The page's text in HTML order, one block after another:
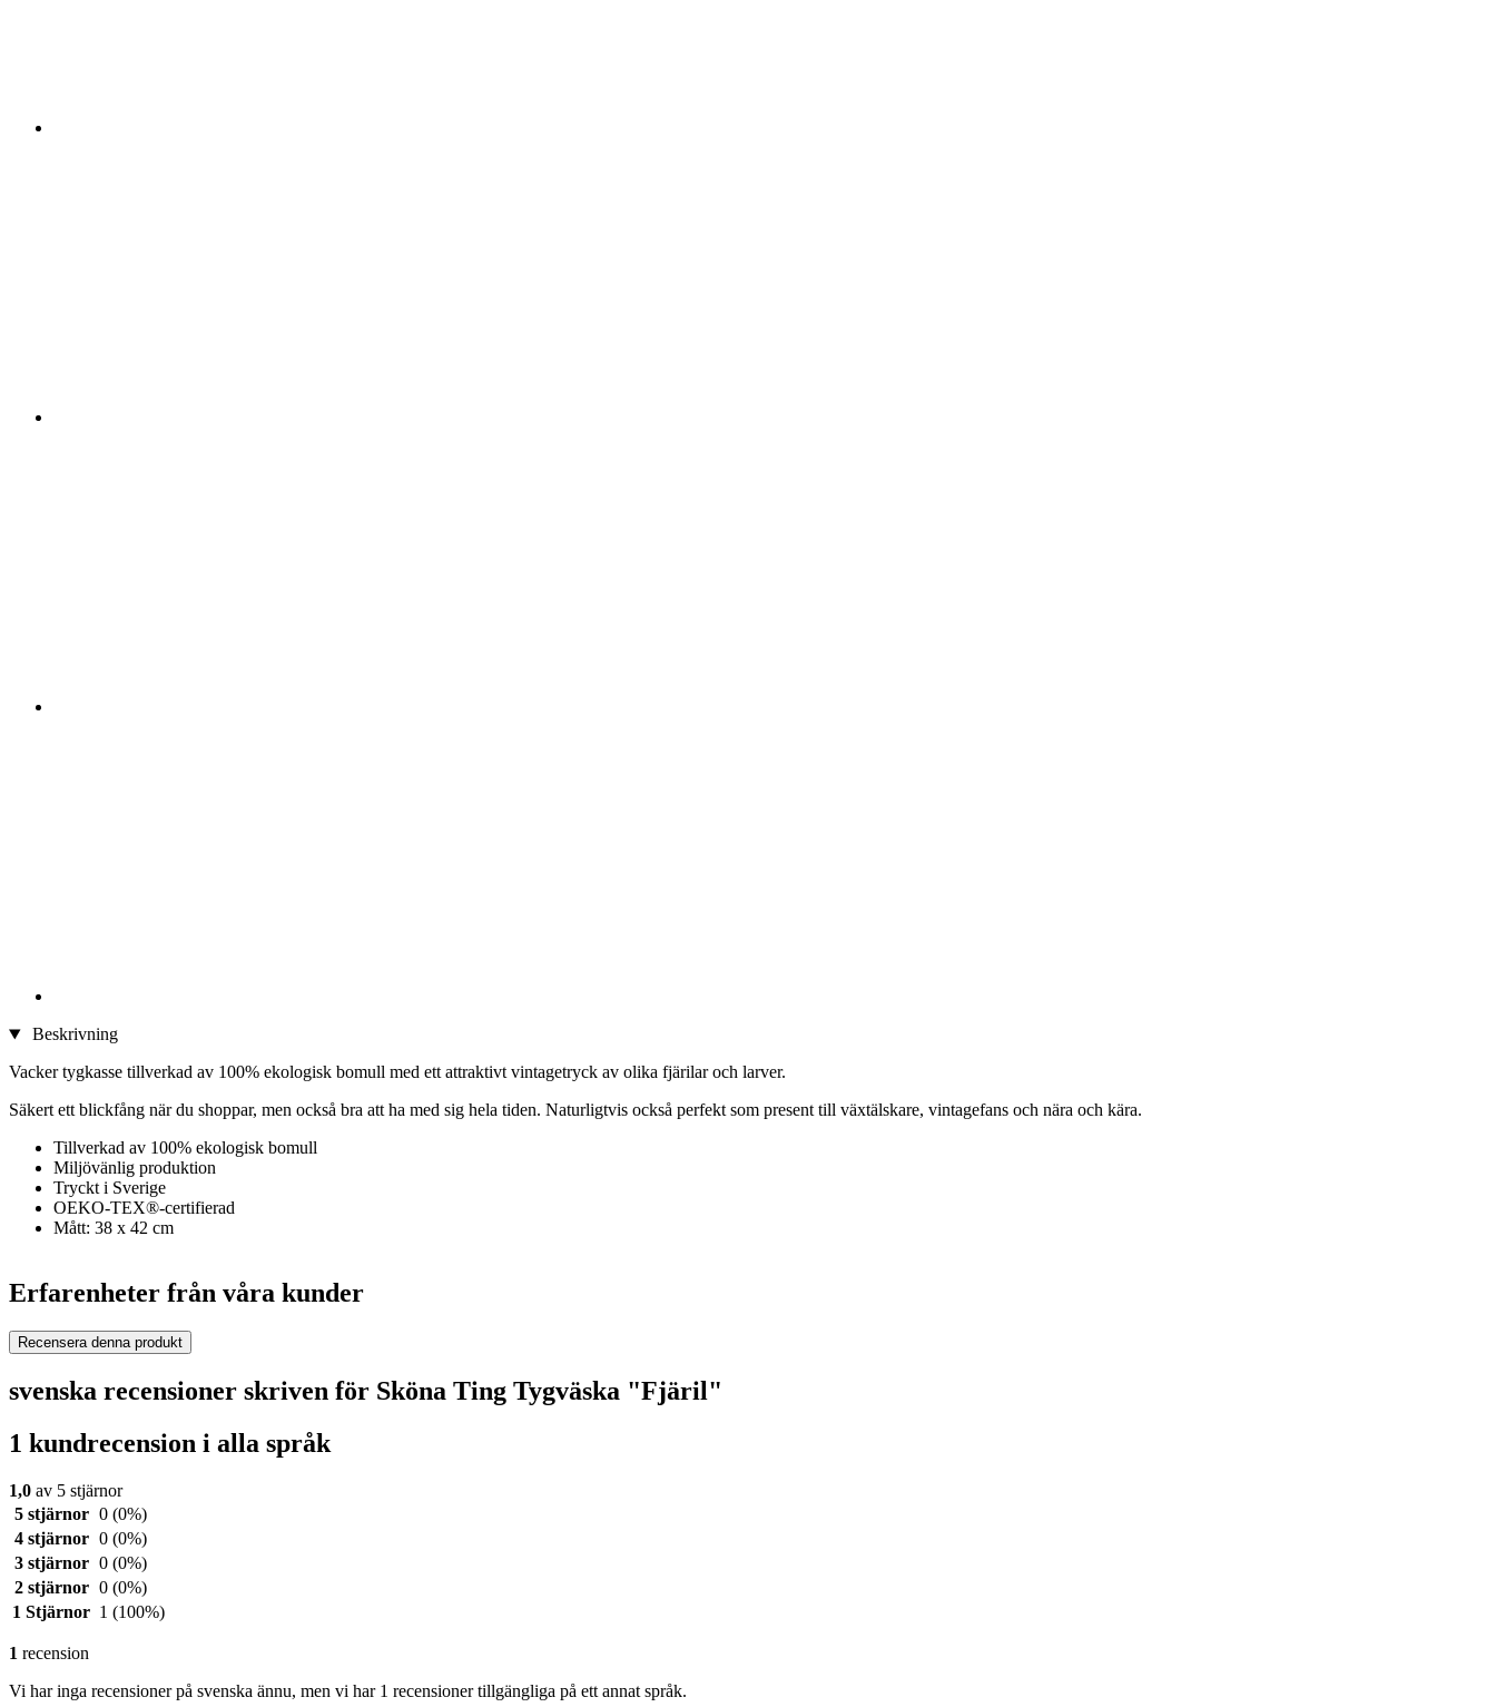
Beskrivning
Vacker tygkasse tillverkad av 100% ekologisk bomull med ett attraktivt vintagetryck av olika fjärilar och larver.
Säkert ett blickfång när du shoppar, men också bra att ha med sig hela tiden. Naturligtvis också perfekt som present till växtälskare, vintagefans och nära och kära.
Tillverkad av 100% ekologisk bomull
Miljövänlig produktion
Tryckt i Sverige
OEKO-TEX®-certifierad
Mått: 38 x 42 cm
Erfarenheter från våra kunder
Recensera denna produkt
svenska recensioner skriven för Sköna Ting Tygväska "Fjäril"
1 kundrecension i alla språk
1,0 av 5 stjärnor
5 stjärnor 0 (0%)
4 stjärnor 0 (0%)
3 stjärnor 0 (0%)
2 stjärnor 0 (0%)
1 Stjärnor 1 (100%)
1 recension
Vi har inga recensioner på svenska ännu, men vi har 1 recensioner tillgängliga på ett annat språk.